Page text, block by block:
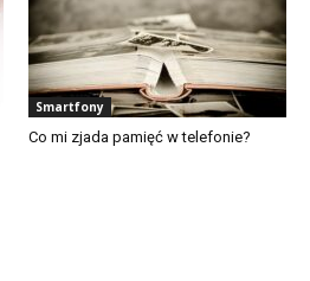
Smartfony
Co mi zjada pamięć w telefonie?